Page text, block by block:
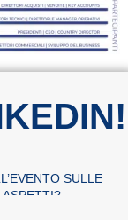
SULLE
ASPETTI?